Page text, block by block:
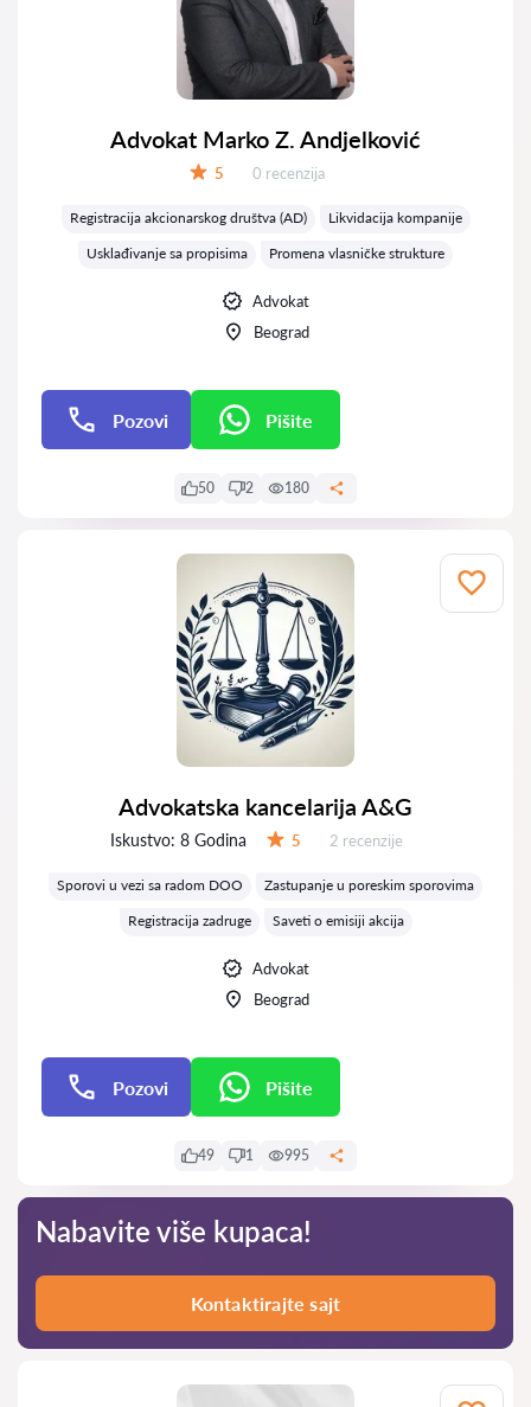
Advokat Marko Z. Andjelković
5 Recenzija:
0 recenzija
Registracija akcionarskog društva (AD)
Likvidacija kompanije
Usklađivanje sa propisima
Promena vlasničke strukture
Advokat
Beograd
Pozovi Pišite
50 2 180
Advokatska kancelarija A&G
Iskustvo: 8 Godina 5 Recenzija:
2 recenzije
Sporovi u vezi sa radom DOO
Zastupanje u poreskim sporovima
Registracija zadruge
Saveti o emisiji akcija
Advokat
Beograd
Pozovi Pišite
49 1 995
Nabavite više kupaca!
Kontaktirajte sajt